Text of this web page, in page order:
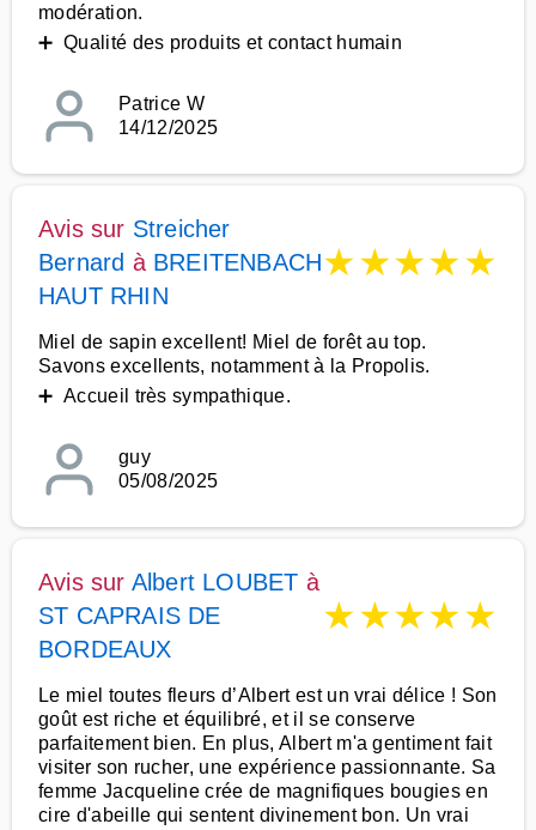
modération.
➕ Qualité des produits et contact humain
Patrice W
14/12/2025
Avis sur Streicher
Bernard à BREITENBACH
HAUT RHIN
★★★★★
Miel de sapin excellent! Miel de forêt au top.
Savons excellents, notamment à la Propolis.
➕ Accueil très sympathique.
guy
05/08/2025
Avis sur Albert LOUBET à
ST CAPRAIS DE
BORDEAUX
★★★★★
Le miel toutes fleurs d’Albert est un vrai délice ! Son
goût est riche et équilibré, et il se conserve
parfaitement bien. En plus, Albert m'a gentiment fait
visiter son rucher, une expérience passionnante. Sa
femme Jacqueline crée de magnifiques bougies en
cire d'abeille qui sentent divinement bon. Un vrai